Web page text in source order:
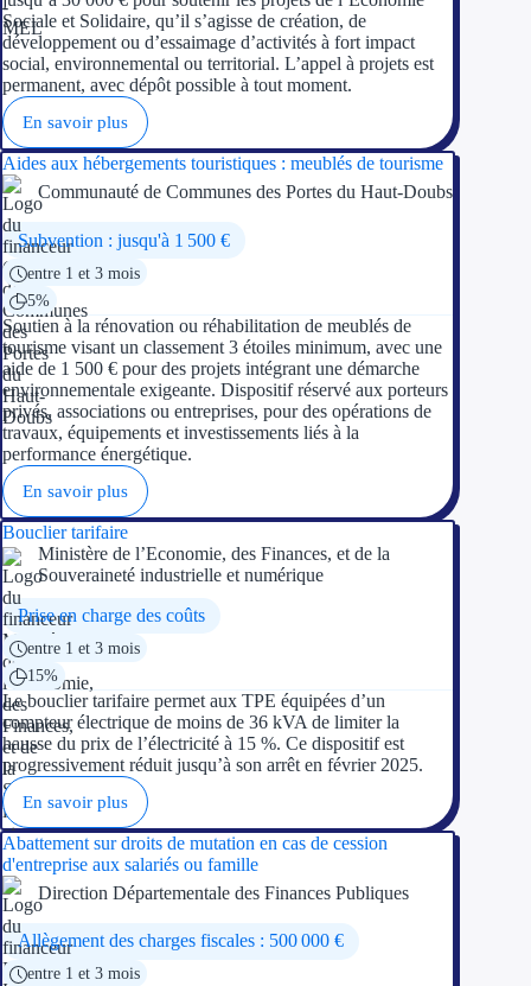
Sociale et Solidaire, qu’il s’agisse de création, de
développement ou d’essaimage d’activités à fort impact
social, environnemental ou territorial. L’appel à projets est
permanent, avec dépôt possible à tout moment.
En savoir plus
Aides aux hébergements touristiques : meublés de tourisme
Communauté de Communes des Portes du Haut-Doubs
Subvention : jusqu'à 1 500 €
entre 1 et 3 mois
5%
Soutien à la rénovation ou réhabilitation de meublés de
tourisme visant un classement 3 étoiles minimum, avec une
aide de 1 500 € pour des projets intégrant une démarche
environnementale exigeante. Dispositif réservé aux porteurs
privés, associations ou entreprises, pour des opérations de
travaux, équipements et investissements liés à la
performance énergétique.
En savoir plus
Bouclier tarifaire
Ministère de l’Economie, des Finances, et de la
Souveraineté industrielle et numérique
Prise en charge des coûts
entre 1 et 3 mois
15%
Le bouclier tarifaire permet aux TPE équipées d’un
compteur électrique de moins de 36 kVA de limiter la
hausse du prix de l’électricité à 15 %. Ce dispositif est
progressivement réduit jusqu’à son arrêt en février 2025.
En savoir plus
Abattement sur droits de mutation en cas de cession
d'entreprise aux salariés ou famille
Direction Départementale des Finances Publiques
Allègement des charges fiscales : 500 000 €
entre 1 et 3 mois